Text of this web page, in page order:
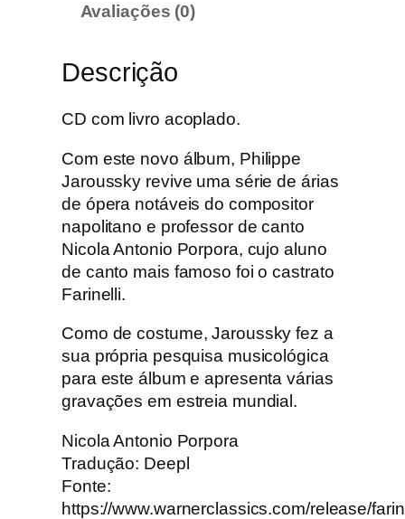
e
l
i
:
P
o
r
p
r
a
A
r
i
a
s
–
Avaliações (0)
Descrição
CD com livro acoplado.
Com este novo álbum, Philippe
Jaroussky revive uma série de árias
de ópera notáveis do compositor
napolitano e professor de canto
Nicola Antonio Porpora, cujo aluno
de canto mais famoso foi o castrato
Farinelli.
Como de costume, Jaroussky fez a
sua própria pesquisa musicológica
para este álbum e apresenta várias
gravações em estreia mundial.
Nicola Antonio Porpora
Tradução: Deepl
Fonte:
https://www.warnerclassics.com/release/